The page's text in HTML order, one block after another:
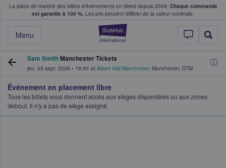
La place de marché des billets d’événements en direct depuis 2009. Chaque commande
est garantie à 100 %. Les prix peuvent différer de la valeur nominale.
StubHub - Où
Menu
fans achètent et vendent des billets
Sam SmithManchester Tickets
jeu. 03 sept. 2026 • 19:00 at Albert Hall Manchester, Manchester, GTM
Événement en placement libre
Tous les billets vous donnent accès aux sièges disponibles ou aux zones
debout. Il n'y a pas de siège assigné.